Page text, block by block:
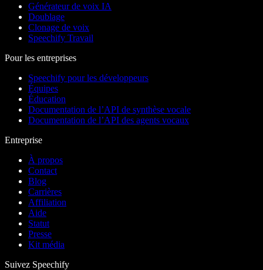
Générateur de voix IA
Doublage
Clonage de voix
Speechify Travail
Pour les entreprises
Speechify pour les développeurs
Équipes
Éducation
Documentation de l’API de synthèse vocale
Documentation de l’API des agents vocaux
Entreprise
À propos
Contact
Blog
Carrières
Affiliation
Aide
Statut
Presse
Kit média
Suivez Speechify